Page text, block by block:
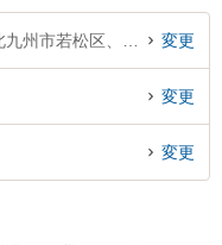
務所 北九州ヘッドオフィスの
北九州ヘッドオフィスの松田
士に相談したい』『ネットト
の弁護士を検索したい』『初
できる北九州市内の弁護士に
変更
変更
変更